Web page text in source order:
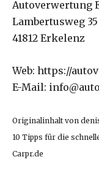
Autoverwertung
Lambertusweg 35
41812 Erkelenz
Web: https://
E-Mail:
Originalinhalt von
10 Tipps für die
Carpr.de